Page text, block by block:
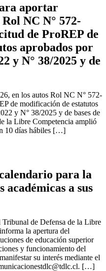
aportar
Rol NC N° 572-
de ProREP de
aprobados por
y N° 38/2025 y de
en los autos Rol NC N° 572-
de modificación de estatutos
y N° 38/2025 y de bases de
la Libre Competencia amplió
10 días hábiles […]
para la
a sus
de Defensa de la Libre
la apertura del
de educación superior
y funcionamiento del
su interés mediante el
. […]